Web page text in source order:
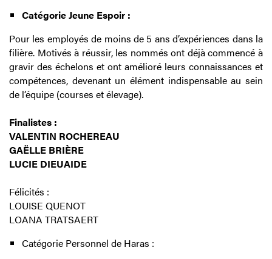
Catégorie Jeune Espoir :
Pour les employés de moins de 5 ans d’expériences dans la
filière. Motivés à réussir, les nommés ont déjà commencé à
gravir des échelons et ont amélioré leurs connaissances et
compétences, devenant un élément indispensable au sein
de l’équipe (courses et élevage).
Finalistes :
VALENTIN ROCHEREAU
GAËLLE BRIÈRE
LUCIE DIEUAIDE
Félicités :
LOUISE QUENOT
LOANA TRATSAERT
Catégorie Personnel de Haras :